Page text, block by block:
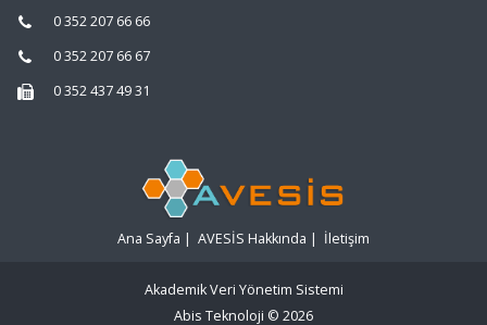
0 352 207 66 66
0 352 207 66 67
0 352 437 49 31
Ana Sayfa | AVESİS Hakkında | İletişim
Akademik Veri Yönetim Sistemi
Abis Teknoloji © 2026